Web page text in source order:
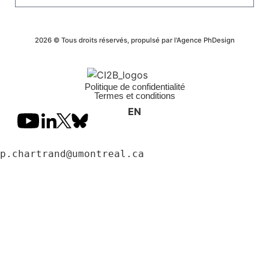
2026 © Tous droits réservés, propulsé par l'Agence PhDesign
Politique de confidentialité
Termes et conditions
EN
p.chartrand@umontreal.ca